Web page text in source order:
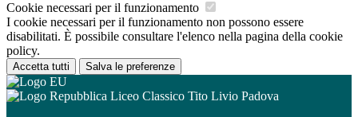
Cookie necessari per il funzionamento
I cookie necessari per il funzionamento non possono essere
disabilitati. È possibile consultare l'elenco nella pagina della cookie
policy.
Accetta tutti Salva le preferenze
Liceo Classico Tito Livio Padova